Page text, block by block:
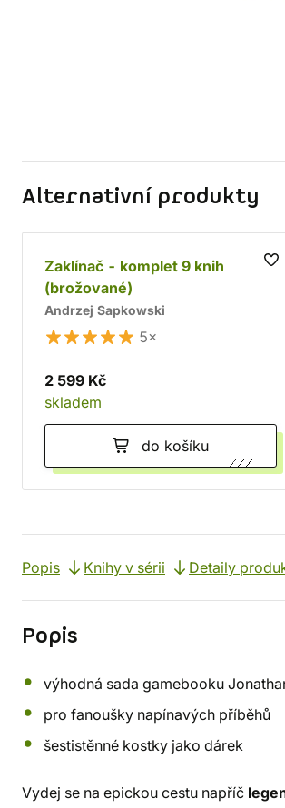
Alternativní produkty
Zaklínač - komplet 9 knih
(brožované)
Andrzej Sapkowski
5×
2 599 Kč
skladem
do košíku
Popis Knihy v sérii Detaily
Popis
výhodná sada gamebooku
pro fanoušky napínavých příběhů
šestistěnné kostky jako dárek
Vydej se na epickou cestu napříč